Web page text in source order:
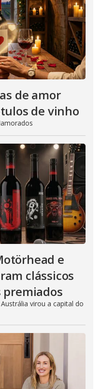
de amor
de vinho
e
clássicos
premiados
virou a capital do